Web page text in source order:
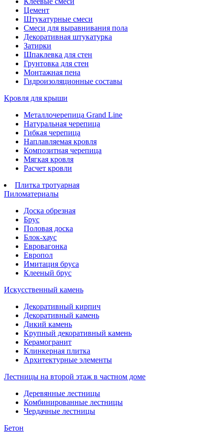
Цемент
Штукатурные смеси
Смеси для выравнивания пола
Декоративная штукатурка
Затирки
Шпаклевка для стен
Грунтовка для стен
Монтажная пена
Гидроизоляционные составы
Кровля для крыши
Металлочерепица Grand Line
Натуральная черепица
Гибкая черепица
Наплавляемая кровля
Композитная черепица
Мягкая кровля
Расчет кровли
Плитка тротуарная
Пиломатериалы
Доска обрезная
Брус
Половая доска
Блок-хаус
Евровагонка
Европол
Имитация бруса
Клееный брус
Искусственный камень
Декоративный кирпич
Декоративный камень
Дикий камень
Крупный декоративный камень
Керамогранит
Клинкерная плитка
Архитектурные элементы
Лестницы на второй этаж в частном доме
Деревянные лестницы
Комбинированные лестницы
Чердачные лестницы
Бетон